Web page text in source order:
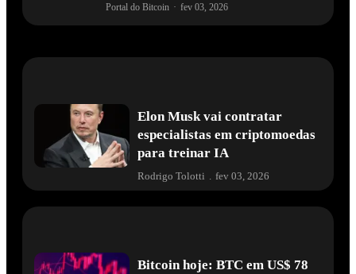
Portal do Bitcoin · fev 03, 2026
Elon Musk vai contratar
especialistas em criptomoedas
para treinar IA
Rodrigo Tolotti fev 03, 2026
Bitcoin hoje: BTC em US$ 78